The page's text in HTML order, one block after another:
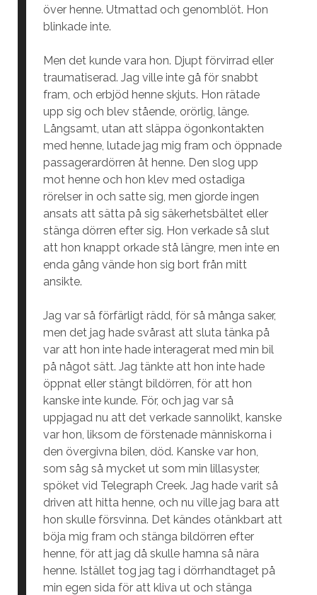
över henne. Utmattad och genomblöt. Hon
blinkade inte.
Men det kunde vara hon. Djupt förvirrad eller
traumatiserad. Jag ville inte gå för snabbt
fram, och erbjöd henne skjuts. Hon rätade
upp sig och blev stående, orörlig, länge.
Långsamt, utan att släppa ögonkontakten
med henne, lutade jag mig fram och öppnade
passagerardörren åt henne. Den slog upp
mot henne och hon klev med ostadiga
rörelser in och satte sig, men gjorde ingen
ansats att sätta på sig säkerhetsbältet eller
stänga dörren efter sig. Hon verkade så slut
att hon knappt orkade stå längre, men inte en
enda gång vände hon sig bort från mitt
ansikte.
Jag var så förfärligt rädd, för så många saker,
men det jag hade svårast att sluta tänka på
var att hon inte hade interagerat med min bil
på något sätt. Jag tänkte att hon inte hade
öppnat eller stängt bildörren, för att hon
kanske inte kunde. För, och jag var så
uppjagad nu att det verkade sannolikt, kanske
var hon, liksom de förstenade människorna i
den övergivna bilen, död. Kanske var hon,
som såg så mycket ut som min lillasyster,
spöket vid Telegraph Creek. Jag hade varit så
driven att hitta henne, och nu ville jag bara att
hon skulle försvinna. Det kändes otänkbart att
böja mig fram och stänga bildörren efter
henne, för att jag då skulle hamna så nära
henne. Istället tog jag tag i dörrhandtaget på
min egen sida för att kliva ut och stänga